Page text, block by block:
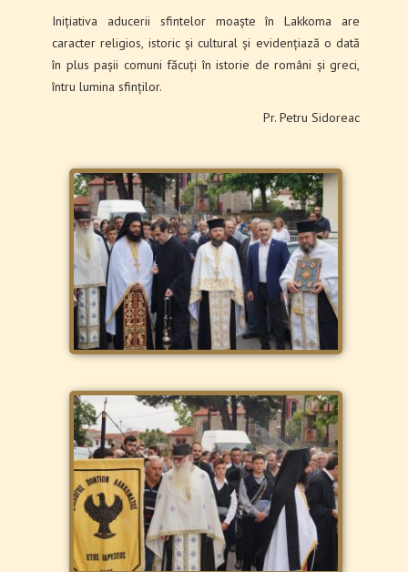
Inițiativa aducerii sfintelor moaște în Lakkoma are
caracter religios, istoric și cultural și evidențiază o dată
în plus pașii comuni făcuți în istorie de români și greci,
întru lumina sfinților.
Pr. Petru Sidoreac